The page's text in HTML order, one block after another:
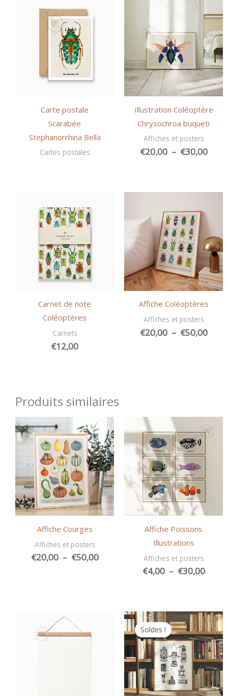
Carte postale
Scarabée
Stephanorrhina Bella
Cartes postales
Illustration Coléoptère
Chrysochroa buqueti
Affiches et posters
€20,00 – €30,00
à
Carnet de note
Coléoptères
Carnets
€12,00
Affiche Coléoptères
Affiches et posters
€20,00 – €50,00
Produits similaires
Affiche Courges
Affiches et posters
€20,00 – €50,00Plage
€50,00
Affiche Poissons
Illustrations
Affiches et posters
€4,00 – €30,00Plage
à
Soldes !
Soldes !